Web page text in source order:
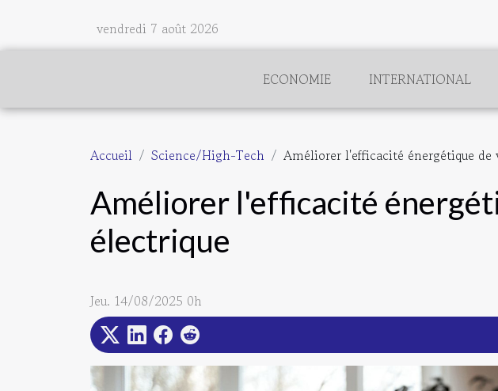
vendredi 7 août 2026
ECONOMIE INTERNATIONAL
Accueil Science/High-Tech Améliorer l'efficacité énergétique de
Améliorer l'efficacité
électrique
Jeu. 14/08/2025 0h